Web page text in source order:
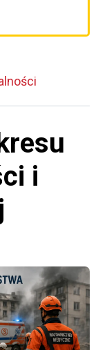
do następnego
i